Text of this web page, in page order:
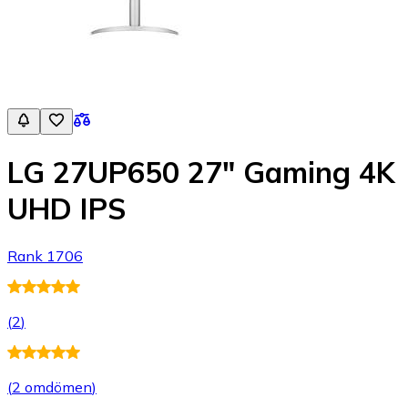
LG 27UP650 27" Gaming 4K
UHD IPS
Rank 1706
(2)
(2 omdömen)